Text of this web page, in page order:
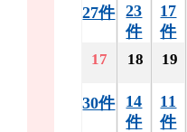
27件 23
件
17
件
17
30件
18
14
件
19
11
件